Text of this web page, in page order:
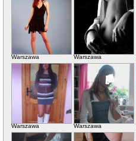
Warszawa Warszawa
Warszawa Warszawa